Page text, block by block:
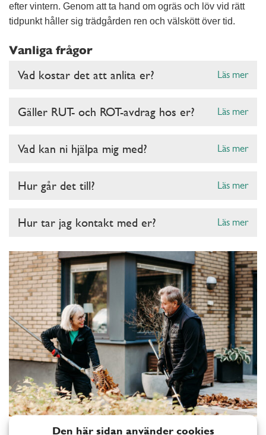
efter vintern. Genom att ta hand om ogräs och löv vid rätt
tidpunkt håller sig trädgården ren och välskött över tid.
Vanliga frågor
Vad kostar det att anlita er? Läs mer
Gäller RUT- och ROT-avdrag hos er? Läs mer
Vad kan ni hjälpa mig med? Läs mer
Hur går det till? Läs mer
Hur tar jag kontakt med er? Läs mer
Hur fungerar hjälp med ogräsrensning och
Den här sidan använder cookies